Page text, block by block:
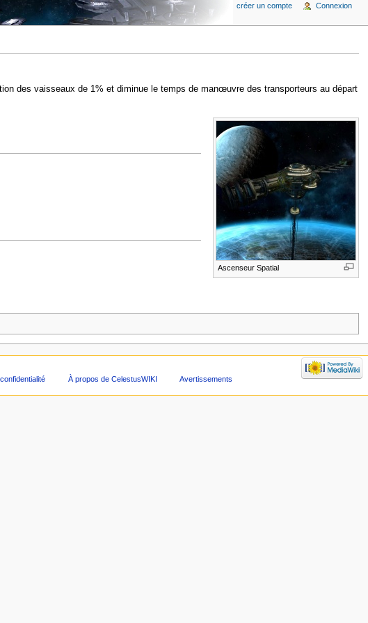
des vaisseaux de 1% et diminue le temps de manœuvre des transporteurs au départ
Ascenseur Spatial
créer un compte Connexion
À propos de CelestusWIKI Avertissements